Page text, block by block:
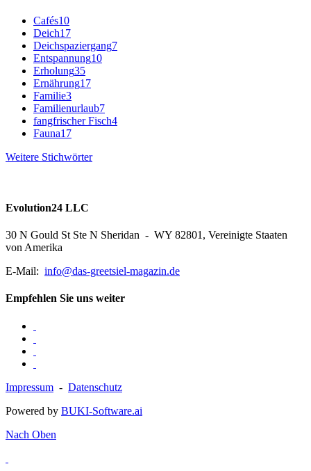
Cafés10
Deich17
Deichspaziergang7
Entspannung10
Erholung35
Ernährung17
Familie3
Familienurlaub7
fangfrischer Fisch4
Fauna17
Weitere Stichwörter
Evolution24 LLC
30 N Gould St Ste N Sheridan - WY 82801, Vereinigte Staaten
von Amerika
E-Mail: info@das-greetsiel-magazin.de
Empfehlen Sie uns weiter
Impressum - Datenschutz
Powered by BUKI-Software.ai
Nach Oben